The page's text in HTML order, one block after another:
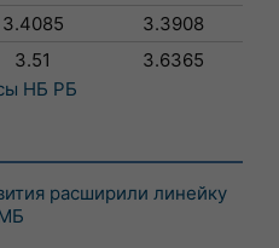
3.4085
3.3908
3.51
3.6365
НБ РБ
расширили линейку